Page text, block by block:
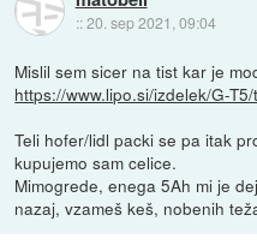
::20. sep 2021, 09:04
Mislil sem sicer na tist kar je
https://www.lipo.si/izdelek/G-
Teli hofer/lidl packi se pa itak
kupujemo sam celice.
Mimogrede, enega 5Ah mi je
nazaj, vzameš keš, nobenih